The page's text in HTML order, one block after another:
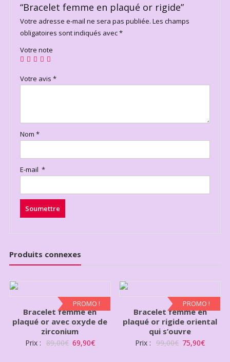
“Bracelet femme en plaqué or rigide”
Votre adresse e-mail ne sera pas publiée. Les champs
obligatoires sont indiqués avec*
Votre note
Votre avis *
Nom *
E-mail *
Produits connexes
PROMO !
Bracelet femme еn
plaqué or avec oxyde de
zirconium
Prix : 89,00€ 69,90€
PROMO !
Bracelet femme en
plaqué or rigide oriental
qui s’ouvre
Prix : 99,00€ 75,90€